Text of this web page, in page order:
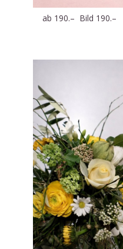
ab 190.– Bild 190.–